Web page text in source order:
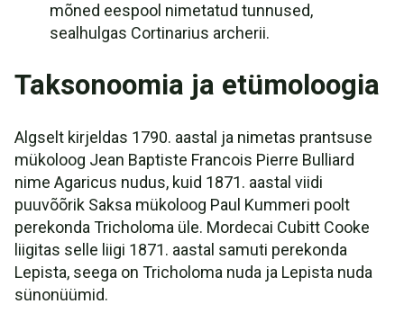
mõned eespool nimetatud tunnused,
sealhulgas Cortinarius archerii.
Taksonoomia ja etümoloogia
Algselt kirjeldas 1790. aastal ja nimetas prantsuse
mükoloog Jean Baptiste Francois Pierre Bulliard
nime Agaricus nudus, kuid 1871. aastal viidi
puuvõõrik Saksa mükoloog Paul Kummeri poolt
perekonda Tricholoma üle. Mordecai Cubitt Cooke
liigitas selle liigi 1871. aastal samuti perekonda
Lepista, seega on Tricholoma nuda ja Lepista nuda
sünonüümid.